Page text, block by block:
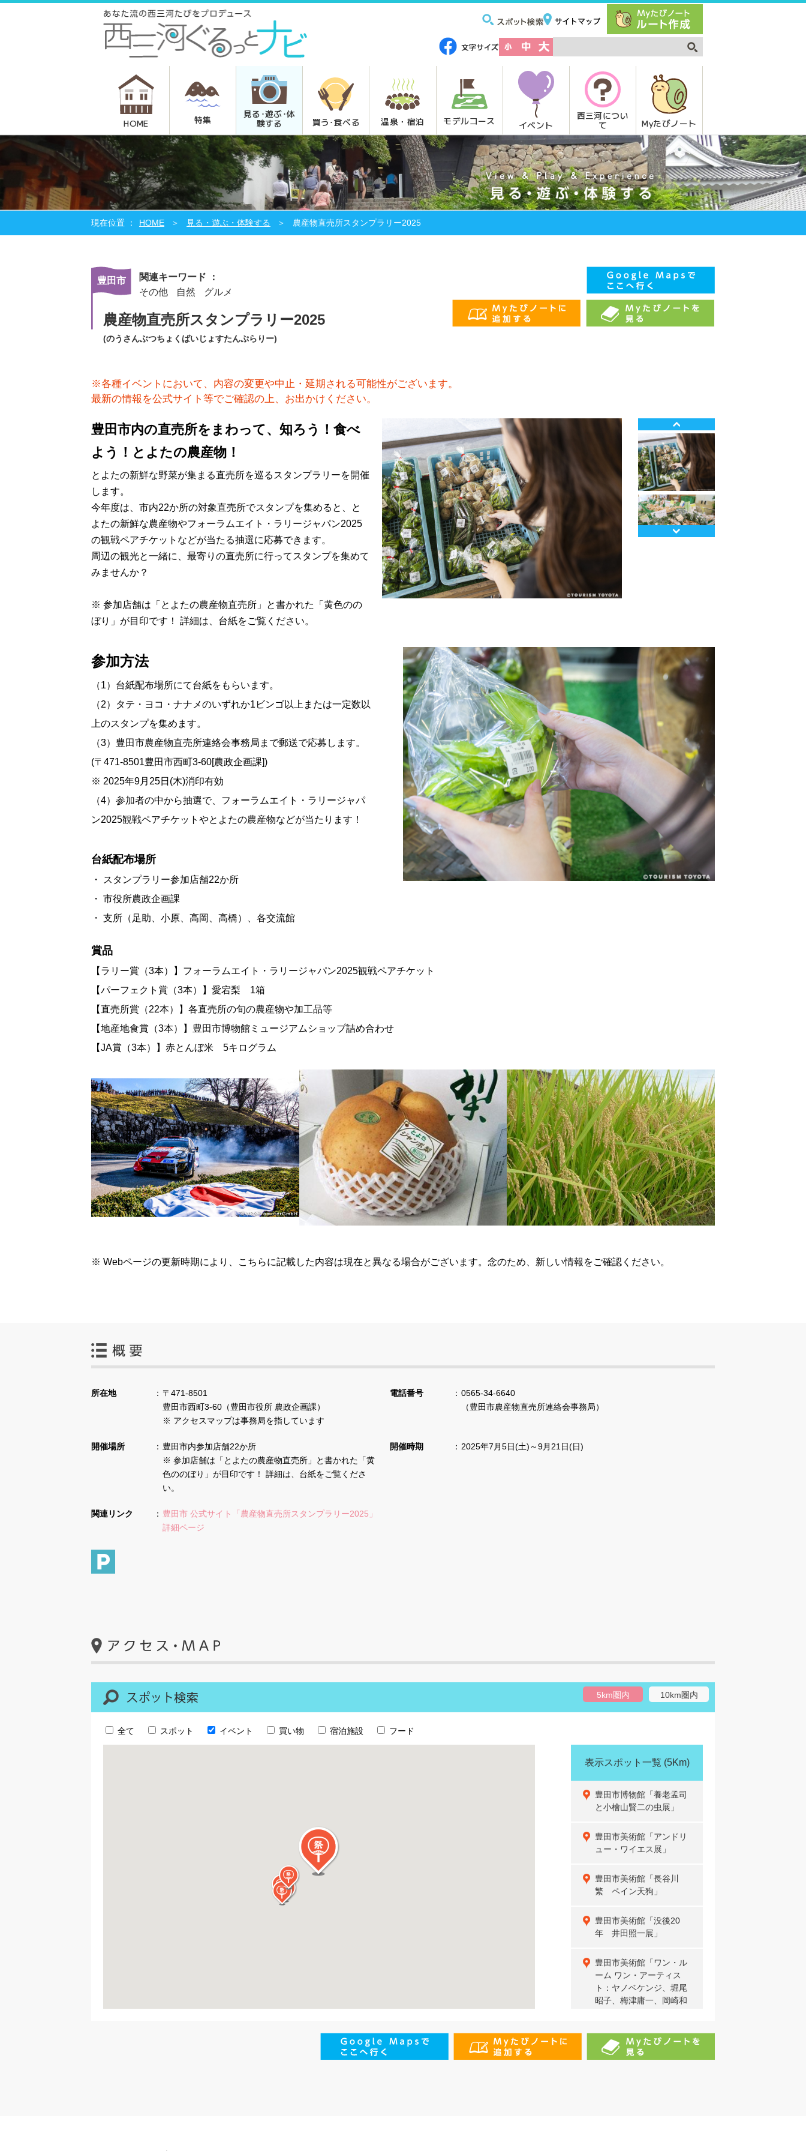
HOME 特集
見る･遊ぶ･体
験する
買う･食べる 温泉・宿泊 モデルコース イベント
西三河につい
て
Myたびノート
HOME 見る・遊ぶ・体験する 農産物直売所スタンプラリー2025
豊田市
関連キーワード ：
その他
自然 グルメ
農産物直売所スタンプラリー2025
(のうさんぶつちょくばいじょすたんぷらりー)
※各種イベントにおいて、内容の変更や中止・延期される可能性がございます。
最新の情報を公式サイト等でご確認の上、お出かけください。
豊田市内の直売所をまわって、知ろう！食べ
よう！とよたの農産物！
とよたの新鮮な野菜が集まる直売所を巡るスタンプラリーを開催
します。
今年度は、市内22か所の対象直売所でスタンプを集めると、と
よたの新鮮な農産物やフォーラムエイト・ラリージャパン2025
の観戦ペアチケットなどが当たる抽選に応募できます。
周辺の観光と一緒に、最寄りの直売所に行ってスタンプを集めて
みませんか？
※ 参加店舗は「とよたの農産物直売所」と書かれた「黄色のの
ぼり」が目印です！ 詳細は、台紙をご覧ください。
参加方法
（1）台紙配布場所にて台紙をもらいます。
（2）タテ・ヨコ・ナナメのいずれか1ビンゴ以上または一定数以
上のスタンプを集めます。
（3）豊田市農産物直売所連絡会事務局まで郵送で応募します。
(〒471-8501豊田市西町3-60[農政企画課])
※ 2025年9月25日(木)消印有効
（4）参加者の中から抽選で、フォーラムエイト・ラリージャパ
ン2025観戦ペアチケットやとよたの農産物などが当たります！
台紙配布場所
・ スタンプラリー参加店舗22か所
・ 市役所農政企画課
・ 支所（足助、小原、高岡、高橋）、各交流館
賞品
【ラリー賞（3本）】フォーラムエイト・ラリージャパン2025観戦ペアチケット
【パーフェクト賞（3本）】愛宕梨 1箱
【直売所賞（22本）】各直売所の旬の農産物や加工品等
【地産地食賞（3本）】豊田市博物館ミュージアムショップ詰め合わせ
【JA賞（3本）】赤とんぼ米 5キログラム
※ Webページの更新時期により、こちらに記載した内容は現在と異なる場合がございます。念のため、新しい情報をご確認ください。
所在地
〒471-8501
豊田市西町3-60（豊田市役所 農政企画課）
※ アクセスマップは事務局を指しています
電話番号
0565-34-6640
（豊田市農産物直売所連絡会事務局）
開催場所
豊田市内参加店舗22か所
※ 参加店舗は「とよたの農産物直売所」と書かれた「黄
色ののぼり」が目印です！ 詳細は、台紙をご覧くださ
い。
開催時期 2025年7月5日(土)～9月21日(日)
関連リンク
豊田市 公式サイト「農産物直売所スタンプラリー2025」
詳細ページ
5km圏内 10km圏内
全て スポット イベント 買い物 宿泊施設 フード
表示スポット一覧 (5Km)
豊田市博物館「養老孟司
と小檜山賢二の虫展」
豊田市美術館「アンドリ
ュー・ワイエス展」
豊田市美術館「長谷川
繁 ペイン天狗」
豊田市美術館「没後20
年 井田照一展」
豊田市美術館「ワン・ル
ーム ワン・アーティス
ト：ヤノベケンジ、堀尾
昭子、梅津庸一、岡崎和
農産物直売所スタンプラ
リー2025